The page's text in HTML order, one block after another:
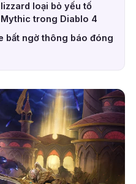
loại bỏ yếu tố
trong Diablo 4
bất ngờ thông báo đóng